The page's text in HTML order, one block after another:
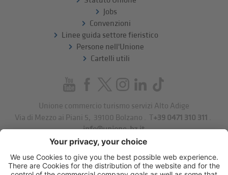
Jobs
Convenzioni
Linee guida settore fieristico
Persone nell'Unione
Cartelli utili
Unione commercio turismo servizi Alto Adige
Via di Mezzo ai Piani 5
39100 Bolzano . T+39 0471 310 311 .
info@unione-bz.it
Impressum
Privacy
Impostazioni cookie